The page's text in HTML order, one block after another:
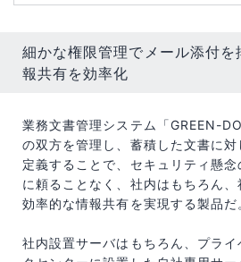
細かな権限管理でメール添付を
報共有を効率化
業務文書管理システム「GREEN-
の双方を管理し、蓄積した文書に
定義することで、セキュリティ懸
に頼ることなく、社内はもちろん
効率的な情報共有を実現する製品だ
社内設置サーバはもちろん、プラ